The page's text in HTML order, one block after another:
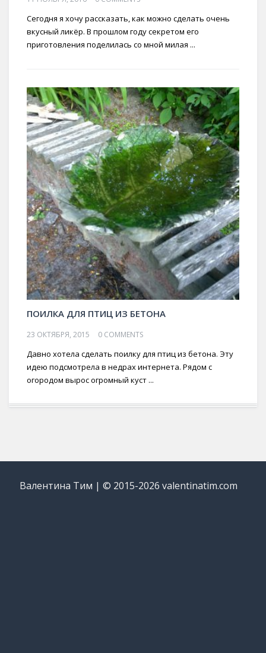
Сегодня я хочу рассказать, как можно сделать очень
вкусный ликёр. В прошлом году секретом его
приготовления поделилась со мной милая ...
ПОИЛКА ДЛЯ ПТИЦ ИЗ БЕТОНА
23 ОКТЯБРЯ, 2015 0 COMMENTS
Давно хотела сделать поилку для птиц из бетона. Эту
идею подсмотрела в недрах интернета. Рядом с
огородом вырос огромный куст ...
Валентина Тим | © 2015-2026 valentinatim.com